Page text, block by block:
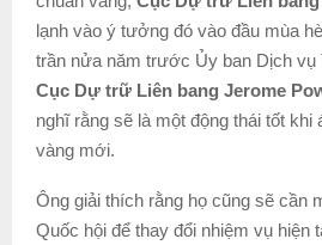
lạnh vào ý tưởng đó vào đầu mùa
trần nửa năm trước Ủy ban Dịch vụ
Cục Dự trữ Liên bang Jerome
nghĩ rằng sẽ là một động thái tốt khi
vàng mới.
Ông giải thích rằng họ cũng sẽ cần
Quốc hội để thay đổi nhiệm vụ hiện